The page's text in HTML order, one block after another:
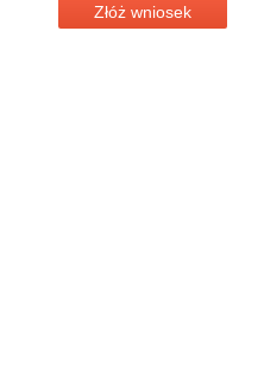
Złóż wniosek